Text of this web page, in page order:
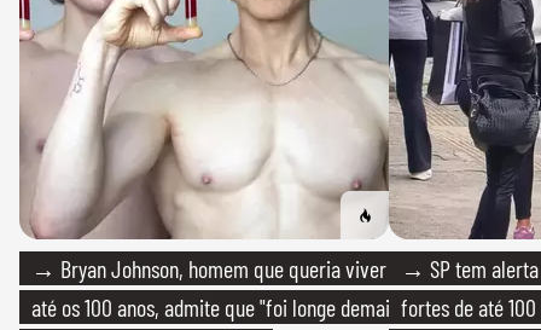
→ Bryan Johnson, homem que queria viver
até os 100 anos, admite que "foi longe demais
→ SP tem
fortes de até